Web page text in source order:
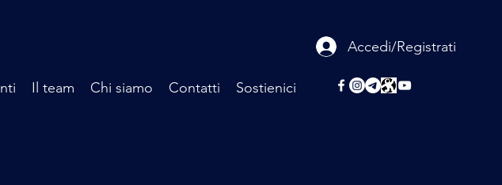
Accedi/Registrati
Il team Chi siamo Contatti Sostienici